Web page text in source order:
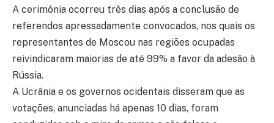
A cerimônia ocorreu três dias após a conclusão de
referendos apressadamente convocados, nos quais os
representantes de Moscou nas regiões ocupadas
reivindicaram maiorias de até 99% a favor da adesão à
Rússia.
A Ucrânia e os governos ocidentais disseram que as
votações, anunciadas há apenas 10 dias, foram